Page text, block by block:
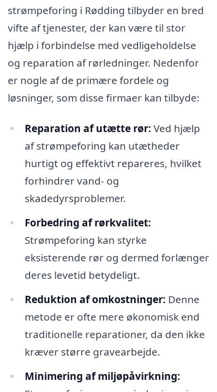
strømpeforing i Rødding tilbyder en bred
vifte af tjenester, der kan være til stor
hjælp i forbindelse med vedligeholdelse
og reparation af rørledninger. Nedenfor
er nogle af de primære fordele og
løsninger, som disse firmaer kan tilbyde:
Reparation af utætte rør: Ved hjælp
af strømpeforing kan utætheder
hurtigt og effektivt repareres, hvilket
forhindrer vand- og
skadedyrsproblemer.
Forbedring af rørkvalitet:
Strømpeforing kan styrke
eksisterende rør og dermed forlænger
deres levetid betydeligt.
Reduktion af omkostninger: Denne
metode er ofte mere økonomisk end
traditionelle reparationer, da den ikke
kræver større gravearbejde.
Minimering af miljøpåvirkning: